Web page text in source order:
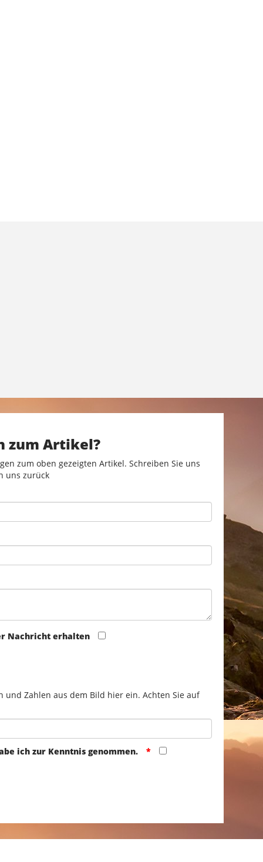
zum Artikel?
zum oben gezeigten Artikel. Schreiben Sie uns
uns zurück
Nachricht erhalten
und Zahlen aus dem Bild hier ein. Achten Sie auf
ich zur Kenntnis genommen.